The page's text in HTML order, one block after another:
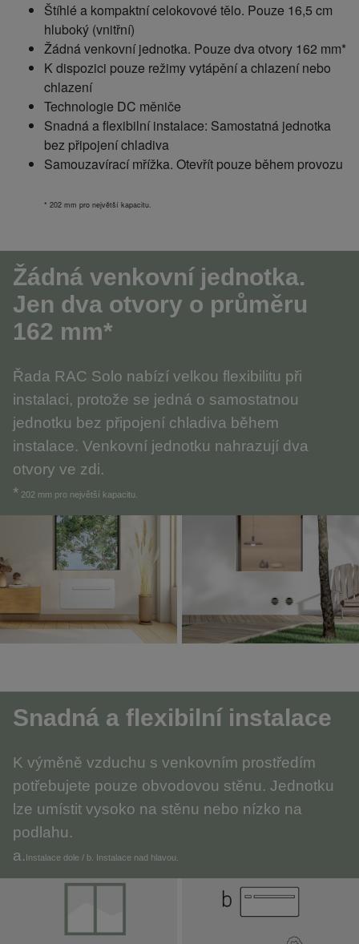
Štíhlé a kompaktní celokovové tělo. Pouze 16,5 cm
hluboký (vnitřní)
Žádná venkovní jednotka. Pouze dva otvory 162 mm*
K dispozici pouze režimy vytápění a chlazení nebo
chlazení
Technologie DC měniče
Snadná a flexibilní instalace: Samostatná jednotka
bez připojení chladiva
Samouzavírací mřížka. Otevřít pouze během provozu
* 202 mm pro největší kapacitu.
Žádná venkovní jednotka.
Jen dva otvory o průměru
162 mm*
Řada RAC Solo nabízí velkou flexibilitu při
instalaci, protože se jedná o samostatnou
jednotku bez připojení chladiva během
instalace. Venkovní jednotku nahrazují dva
otvory ve zdi.
* 202 mm pro největší kapacitu.
Snadná a flexibilní instalace
K výměně vzduchu s venkovním prostředím
potřebujete pouze obvodovou stěnu. Jednotku
lze umístit vysoko na stěnu nebo nízko na
podlahu.
a.Instalace dole / b. Instalace nad hlavou.